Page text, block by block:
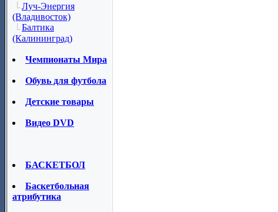
Луч-Энергия
(Владивосток)
Балтика
(Калининград)
Чемпионаты Мира
Обувь для футбола
Детские товары
Видео DVD
БАСКЕТБОЛ
Баскетбольная
атрибутика